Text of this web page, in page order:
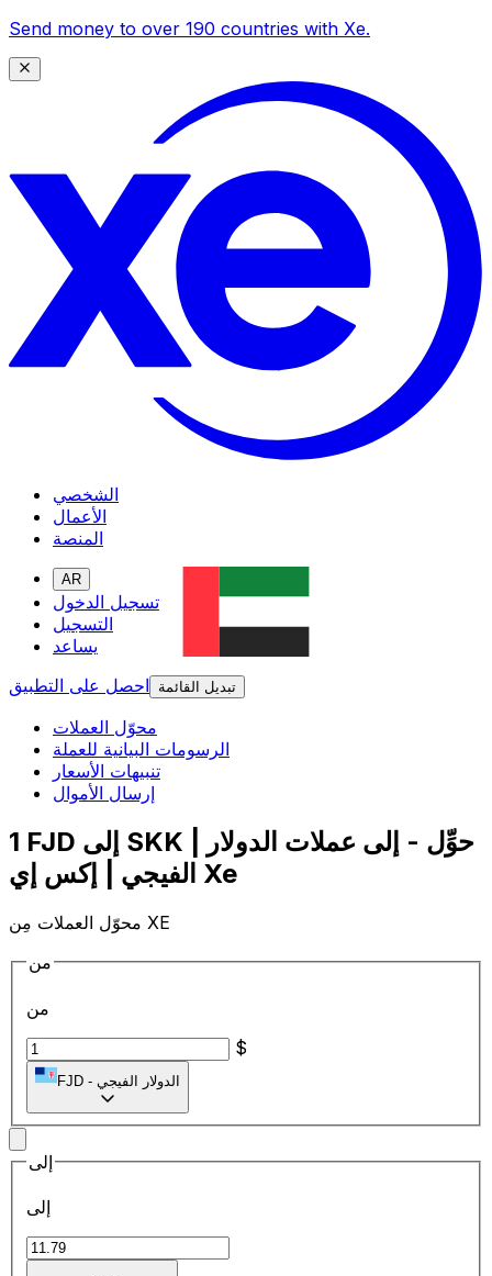
Send money to over 190 countries with Xe.
الشخصي
الأعمال
المنصة
AR
تسجيل الدخول
التسجيل
يساعد
احصل على التطبيق
تبديل القائمة
محوّل العملات
الرسومات البيانية للعملة
تنبيهات الأسعار
إرسال الأموال
1 FJD إلى SKK | حوِّل - إلى عملات الدولار
الفيجي | إكس إي Xe
محوّل العملات مِن XE
من
من
$
FJD - الدولار الفيجي
إلى
إلى